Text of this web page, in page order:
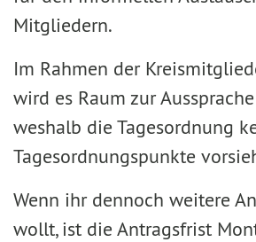
Mitgliedern.
Im Rahmen der
wird es Raum zur
weshalb die Tagesordnung
Tagesordnungspunkte
Wenn ihr dennoch weitere
wollt, ist die Antragsfrist